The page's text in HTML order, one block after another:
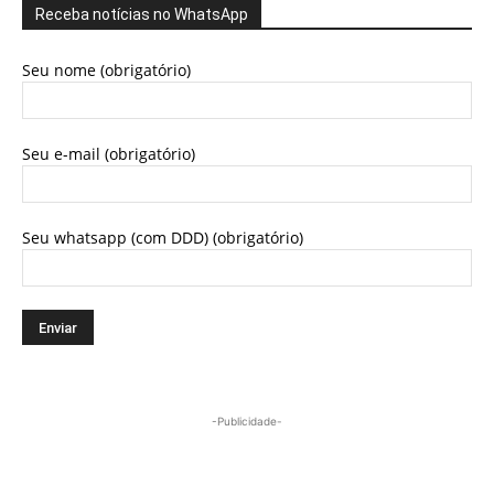
Receba notícias no WhatsApp
Seu nome (obrigatório)
Seu e-mail (obrigatório)
Seu whatsapp (com DDD) (obrigatório)
-Publicidade-